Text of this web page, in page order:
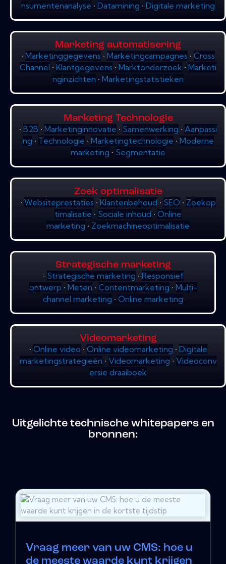
nsumentenanalyse • Datamining • Digitale marketing
Marketing automatisering
• Marketinggegevens • Marketingcampagnes • Cross
Channel • Klantgegevens • Marktonderzoek • Marketi
nginzichten • Marketingstatistieken
Marketing Technologie
• B2B • Marketinginnovatie • Samenwerking • Aanpassi
ng • Technologie • Marketingtechnologie • Moderne
marketing • Segmentatie
Zoek optimalisatie
• Websiteprestaties • Klantenbehoud • SEO • Zoekop
timalisatie • Sociale inhoud • Online
marketing • Zoekmachineoptimalisatie
Strategische marketing
• Strategische marketing • Responsief
ontwerp • Meten • Contentmarketing • Multi-
channel marketing • Online marketing
Videomarketing
• Online video • Online videomarketing • Digitale
marketingstrategieën • Videomarketing • Videoconv
ersie draaiboek
Uitgelichte technische whitepapers en
bronnen:
Vraag meer van uw CMS: hoe u
de meeste waarde kunt krijgen